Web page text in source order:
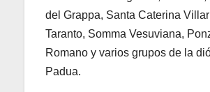
del Grappa, Santa Caterina
Taranto, Somma Vesuviana,
Romano y varios grupos de la
Padua.